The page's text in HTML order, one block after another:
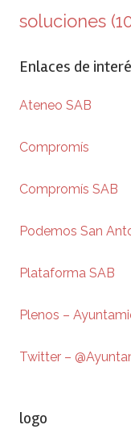
soluciones
Enlaces de
Ateneo SAB
Compromís
Compromís SAB
Podemos San
Plataforma SAB
Plenos –
Twitter –
logo